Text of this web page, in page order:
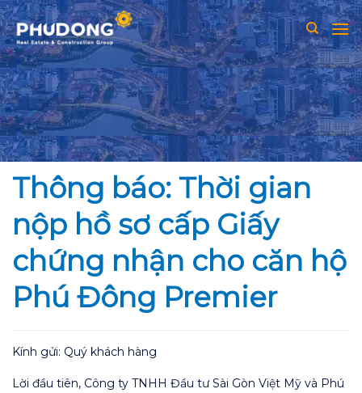
Skip
to
content
Thông báo: Thời gian
nộp hồ sơ cấp Giấy
chứng nhận cho căn hộ
Phú Đông Premier
Kính gửi: Quý khách hàng
Lời đầu tiên, Công ty TNHH Đầu tư Sài Gòn Việt Mỹ và Phú